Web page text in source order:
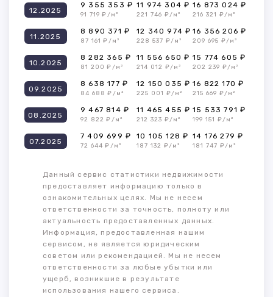
12.2025
9 355 353 ₽
91 719 ₽/м²
11 974 304 ₽
221 746 ₽/м²
16 873 024 ₽
216 321 ₽/м²
11.2025
8 890 371 ₽
87 161 ₽/м²
12 340 974 ₽
228 537 ₽/м²
16 356 206 ₽
209 695 ₽/м²
10.2025
8 282 365 ₽
81 200 ₽/м²
11 556 650 ₽
214 012 ₽/м²
15 774 605 ₽
202 239 ₽/м²
09.2025
8 638 177 ₽
84 688 ₽/м²
12 150 035 ₽
225 001 ₽/м²
16 822 170 ₽
215 669 ₽/м²
08.2025
9 467 814 ₽
92 822 ₽/м²
11 465 455 ₽
212 323 ₽/м²
15 533 791 ₽
199 151 ₽/м²
07.2025
7 409 699 ₽
72 644 ₽/м²
10 105 128 ₽
187 132 ₽/м²
14 176 279 ₽
181 747 ₽/м²
Данный сервис статистики недвижимости
предоставляет информацию только в
ознакомительных целях. Мы не несем
ответственности за точность, полноту или
актуальность предоставленных данных.
Информация, предоставленная нашим
сервисом, не является юридическим
советом или рекомендацией. Мы не несем
ответственности за любые убытки или
ущерб, возникшие в результате
использования нашего сервиса.